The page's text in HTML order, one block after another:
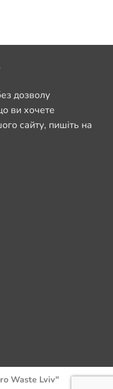
дозволу
ви хочете
сайту, пишіть на
Waste Lviv"